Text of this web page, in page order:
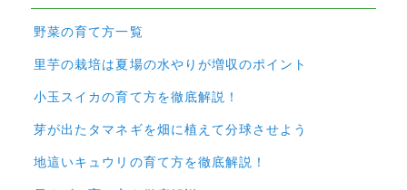
野菜の育て方一覧
里芋の栽培は夏場の水やりが増収のポイント
小玉スイカの育て方を徹底解説！
芽が出たタマネギを畑に植えて分球させよう
地這いキュウリの育て方を徹底解説！